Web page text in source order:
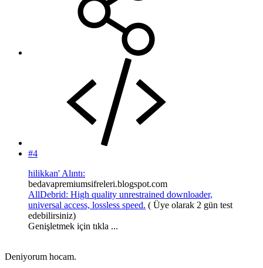
#4
hilikkan' Alıntı:
bedavapremiumsifreleri.blogspot.com
AllDebrid: High quality unrestrained downloader,
universal access, lossless speed. ( Üye olarak 2 gün test
edebilirsiniz)
Genişletmek için tıkla ...
Deniyorum hocam.